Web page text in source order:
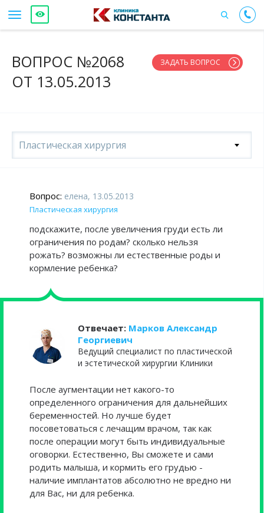
ВОПРОС №2068
ОТ 13.05.2013
ЗАДАТЬ ВОПРОС
Пластическая хирургия
Вопрос: елена, 13.05.2013
Пластическая хирургия
подскажите, после увеличения груди есть ли
ограничения по родам? сколько нельзя
рожать? возможны ли естественные роды и
кормление ребенка?
Отвечает: Марков Александр
Георгиевич
Ведущий специалист по пластической
и эстетической хирургии Клиники
После аугментации нет какого-то
определенного ограничения для дальнейших
беременностей. Но лучше будет
посоветоваться с лечащим врачом, так как
после операции могут быть индивидуальные
оговорки. Естественно, Вы сможете и сами
родить малыша, и кормить его грудью -
наличие имплантатов абсолютно не вредно ни
для Вас, ни для ребенка.